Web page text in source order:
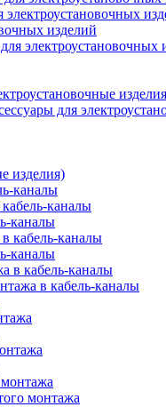
изделий
электроустановочных
изделия
для
изделия)
каналы
каналы
каналы
кабель-каналы
каналы
в кабель-каналы
в кабель-каналы
монтажа